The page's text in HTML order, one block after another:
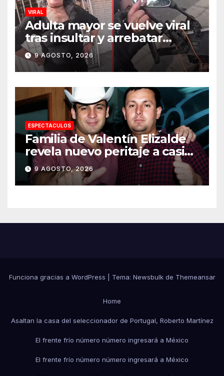
VIRAL
Adulta mayor se vuelve viral
tras insultar y arrebatar
celular a repartidor
9 AGOSTO, 2026
ESPECTACULOS
Familia de Valentín Elizalde
revela nuevo peritaje a casi
20 años de su homîcîdîo
9 AGOSTO, 2026
Funciona gracias a WordPress Tema: Newsbulkde Themeansar
Home
Asaltan la casa del seleccionador de Portugal, Roberto Martínez
El frente frío número número ingresará a México
El frente frío número número ingresará a México